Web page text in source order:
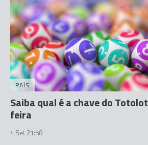
PAÍS
Saiba qual é a chave do
feira
4 Set 21:58